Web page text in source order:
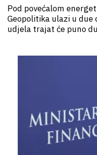
Pod povećalom
Geopolitika ulazi u
udjela trajat će puno